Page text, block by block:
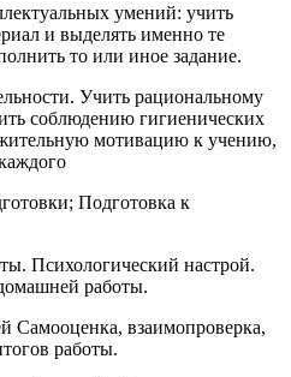
умений: учить
и выделять именно те
то или иное задание.
Учить рациональному
соблюдению гигиенических
мотивацию к учению,
Подготовка к
Психологический настрой.
работы.
Самооценка, взаимопроверка,
работы.